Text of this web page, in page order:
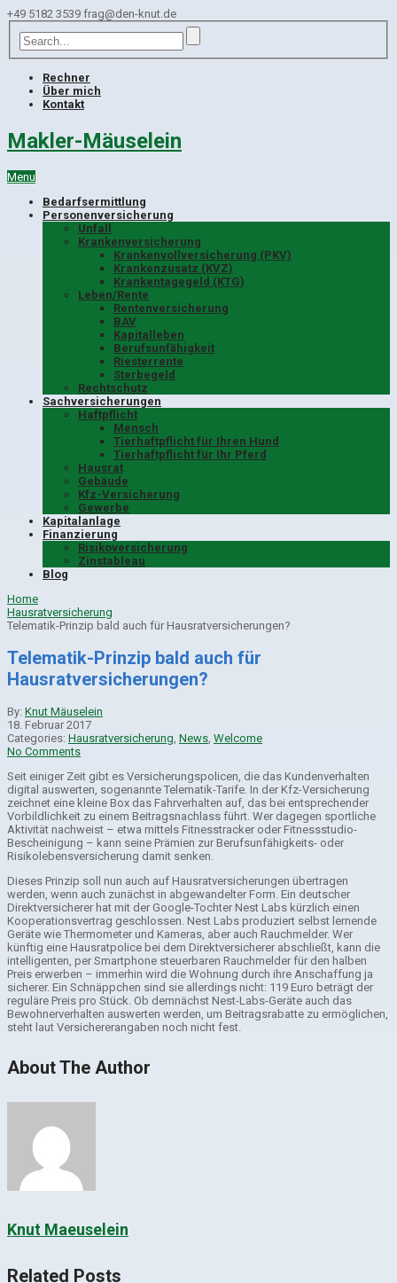
+49 5182 3539 frag@den-knut.de
Rechner
Über mich
Kontakt
Makler-Mäuselein
Menu
Bedarfsermittlung
Personenversicherung
Unfall
Krankenversicherung
Krankenvollversicherung (PKV)
Krankenzusatz (KVZ)
Krankentagegeld (KTG)
Leben/Rente
Rentenversicherung
BAV
Kapitalleben
Berufsunfähigkeit
Riesterrente
Sterbegeld
Rechtschutz
Sachversicherungen
Haftpflicht
Mensch
Tierhaftpflicht für Ihren Hund
Tierhaftpflicht für Ihr Pferd
Hausrat
Gebäude
Kfz-Versicherung
Gewerbe
Kapitalanlage
Finanzierung
Risikoversicherung
Zinstableau
Blog
Home
Hausratversicherung
Telematik-Prinzip bald auch für Hausratversicherungen?
Telematik-Prinzip bald auch für
Hausratversicherungen?
By: Knut Mäuselein
18. Februar 2017
Categories: Hausratversicherung News Welcome
No Comments
Seit einiger Zeit gibt es Versicherungspolicen, die das Kundenverhalten
digital auswerten, sogenannte Telematik-Tarife. In der Kfz-Versicherung
zeichnet eine kleine Box das Fahrverhalten auf, das bei entsprechender
Vorbildlichkeit zu einem Beitragsnachlass führt. Wer dagegen sportliche
Aktivität nachweist – etwa mittels Fitnesstracker oder Fitnessstudio-
Bescheinigung – kann seine Prämien zur Berufsunfähigkeits- oder
Risikolebensversicherung damit senken.
Dieses Prinzip soll nun auch auf Hausratversicherungen übertragen
werden, wenn auch zunächst in abgewandelter Form. Ein deutscher
Direktversicherer hat mit der Google-Tochter Nest Labs kürzlich einen
Kooperationsvertrag geschlossen. Nest Labs produziert selbst lernende
Geräte wie Thermometer und Kameras, aber auch Rauchmelder. Wer
künftig eine Hausratpolice bei dem Direktversicherer abschließt, kann die
intelligenten, per Smartphone steuerbaren Rauchmelder für den halben
Preis erwerben – immerhin wird die Wohnung durch ihre Anschaffung ja
sicherer. Ein Schnäppchen sind sie allerdings nicht: 119 Euro beträgt der
reguläre Preis pro Stück. Ob demnächst Nest-Labs-Geräte auch das
Bewohnerverhalten auswerten werden, um Beitragsrabatte zu ermöglichen,
steht laut Versichererangaben noch nicht fest.
About The Author
Knut Maeuselein
Related Posts